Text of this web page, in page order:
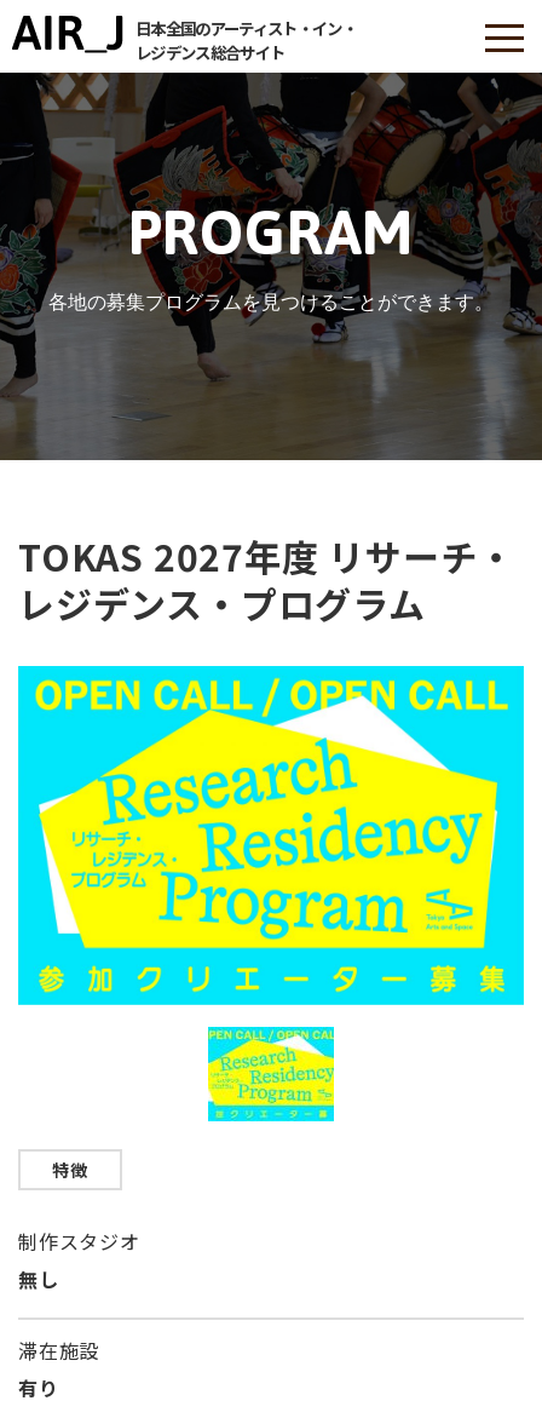
日本全国のアーティスト・イン・
レジデンス総合サイト
PROGRAM
各地の募集プログラムを見つけることができます。
TOKAS 2027年度 リサーチ・
レジデンス・プログラム
特徴
制作スタジオ
無し
滞在施設
有り